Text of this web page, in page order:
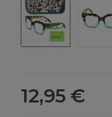
12,95 €